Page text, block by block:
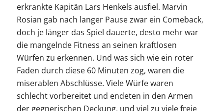
erkrankte Kapitän Lars Henkels ausfiel. Marvin
Rosian gab nach langer Pause zwar ein Comeback,
doch je länger das Spiel dauerte, desto mehr war
die mangelnde Fitness an seinen kraftlosen
Würfen zu erkennen. Und was sich wie ein roter
Faden durch diese 60 Minuten zog, waren die
miserablen Abschlüsse. Viele Würfe waren
schlecht vorbereitet und endeten in den Armen
der gegnerischen Deckung, und viel zu viele freie